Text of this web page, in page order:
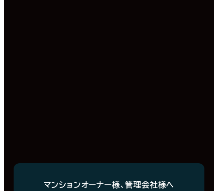
マンションオーナー様、管理会社様へ